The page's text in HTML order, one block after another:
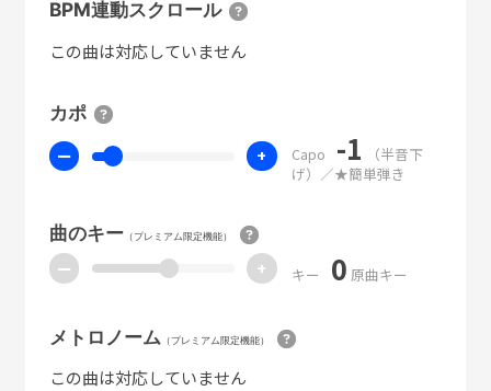
BPM連動スクロール
この曲は対応していません
カポ
ー + Capo -1
（半音下
げ）／★簡単弾き
曲のキー（プレミアム限定機能）
ー + キー 0 原曲キー
メトロノーム （プレミアム限定機能）
この曲は対応していません